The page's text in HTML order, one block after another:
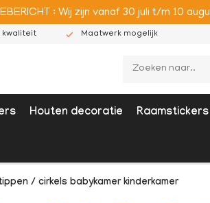
: Wij zijn vanaf 30 juli t/m 10
kwaliteit Maatwerk mogelijk
Houten decoratie
/ cirkels babykamer kinderkamer